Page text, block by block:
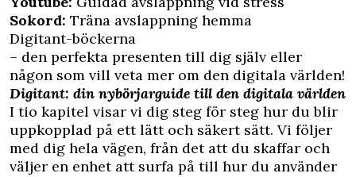
Sokord: Träna avslappning hemma
Digitant-böckerna
– den perfekta presenten till dig själv eller
någon som vill veta mer om den digitala världen!
Digitant: din nybörjarguide till den digitala världen
I tio kapitel visar vi dig steg för steg hur du blir
uppkopplad på ett lätt och säkert sätt. Vi följer
med dig hela vägen, från det att du skaffar och
väljer en enhet att surfa på till hur du använder